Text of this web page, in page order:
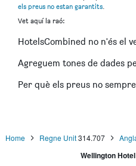
els preus no estan garantits.
Vet aquí la raó:
HotelsCombined no n'és el
Agreguem tones de dades
Per què els preus no
Home Regne Unit314.707
Wellington